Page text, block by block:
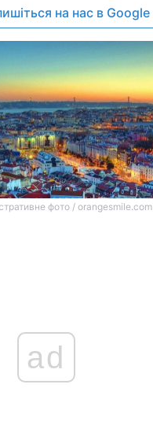
на нас в Google
фото / orangesmile.com
ad